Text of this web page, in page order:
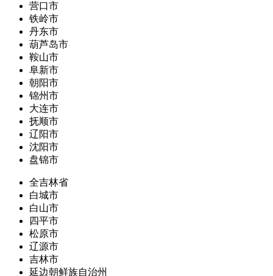
营口市
铁岭市
丹东市
葫芦岛市
鞍山市
阜新市
朝阳市
锦州市
大连市
抚顺市
辽阳市
沈阳市
盘锦市
全吉林省
白城市
白山市
四平市
松原市
辽源市
吉林市
延边朝鲜族自治州